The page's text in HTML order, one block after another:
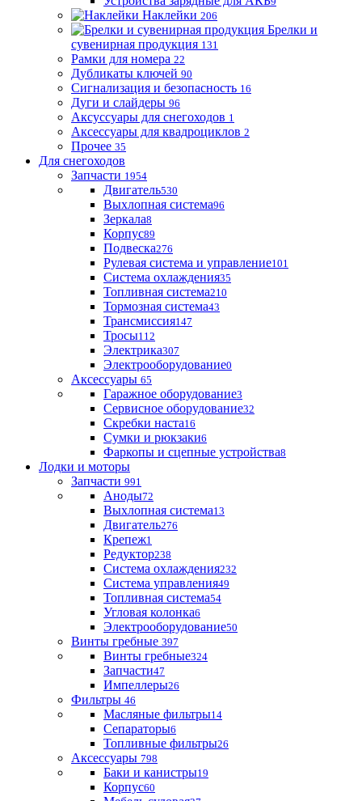
Наклейки 206
Брелки и
сувенирная продукция 131
Рамки для номера 22
Дубликаты ключей 90
Сигнализация и безопасность 16
Дуги и слайдеры 96
Аксуссуары для снегоходов 1
Аксессуары для квадроциклов 2
Прочее 35
Для снегоходов
Запчасти 1954
Двигатель530
Выхлопная система96
Зеркала8
Корпус89
Подвеска276
Рулевая система и управление101
Система охлаждения35
Топливная система210
Тормозная система43
Трансмиссия147
Тросы112
Электрика307
Электрооборудование0
Аксессуары 65
Гаражное оборудование3
Сервисное оборудование32
Скребки наста16
Сумки и рюкзаки6
Фаркопы и сцепные устройства8
Лодки и моторы
Запчасти 991
Аноды72
Выхлопная система13
Двигатель276
Крепеж1
Редуктор238
Система охлаждения232
Система управления49
Топливная система54
Угловая колонка6
Электрооборудование50
Винты гребные 397
Винты гребные324
Запчасти47
Импеллеры26
Фильтры 46
Масляные фильтры14
Сепараторы6
Топливные фильтры26
Аксессуары 798
Баки и канистры19
Корпус60